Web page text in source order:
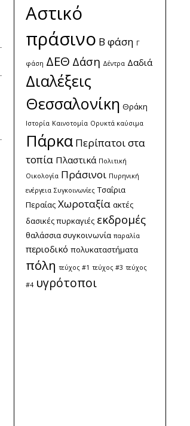
Αστικό
πράσινο Β φάση Γ
φάση ΔΕΘ Δάση Δέντρα Δαδιά
Διαλέξεις
Θεσσαλονίκη Θράκη
Ιστορία Καινοτομία Ορυκτά καύσιμα
Πάρκα Περίπατοι στα
τοπία Πλαστικά Πολιτική
Οικολογία Πράσινοι Πυρηνική
ενέργεια Συγκοινωνίες Τσαΐρια
Περαίας Χωροταξία ακτές
δασικές πυρκαγιές εκδρομές
θαλάσσια συγκοινωνία παραλία
περιοδικό πολυκαταστήματα
πόλη τεύχος #1 τεύχος #3 τεύχος
#4 υγρότοποι